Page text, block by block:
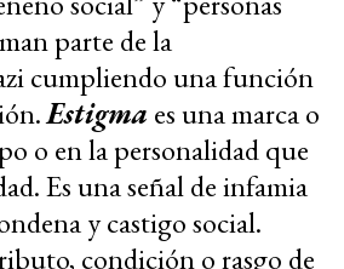
parte de la
cumpliendo una función
Estigma es una marca o
o en la personalidad que
Es una señal de infamia
y castigo social.
condición o rasgo de